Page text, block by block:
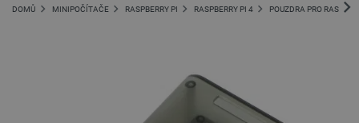
DOMŮ MINIPOČÍTAČE RASPBERRY PI RASPBERRY PI 4 POUZDRA PRO